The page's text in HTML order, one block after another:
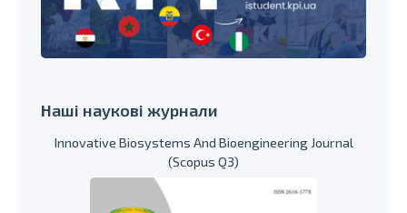
Наші наукові журнали
Innovative Biosystems And Bioengineering Journal
(Scopus Q3)